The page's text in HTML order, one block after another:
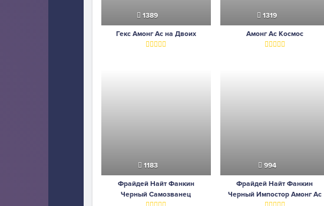
1389
Гекс Амонг Ас на Двоих
1319
Амонг Ас Космос
1183
Фрайдей Найт Фанкин
Черный Самозванец
994
Фрайдей Найт Фанкин
Черный Импостор Амонг Ас